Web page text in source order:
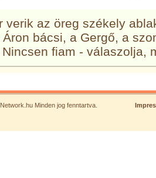
verik az öreg székely
bácsi, a Gergő, a
fiam - válaszolja,
Minden jog fenntartva.